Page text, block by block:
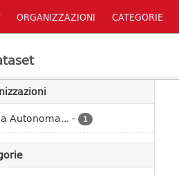
ORGANIZZAZIONI CATEGORIE
Autonoma... - 1